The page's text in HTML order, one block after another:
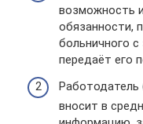
возможность
обязанности,
больничного
передаёт его
Работодатель
вносит в